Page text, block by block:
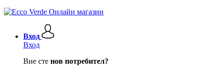
Вход
Вход
Вие сте нов потребител?